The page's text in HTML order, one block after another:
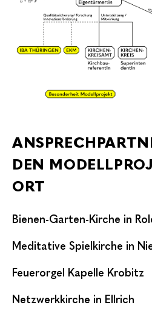
DEN
ORT
Bienen-Garten-Kirche in
Meditative Spielkirche in
Feuerorgel Kapelle Krobitz
Netzwerkkirche in Ellrich